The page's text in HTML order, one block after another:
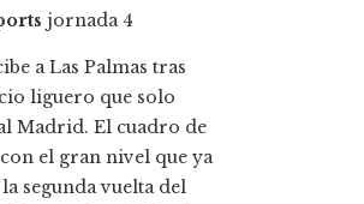
jornada 4
a Las Palmas tras
liguero que solo
Madrid. El cuadro de
el gran nivel que ya
segunda vuelta del